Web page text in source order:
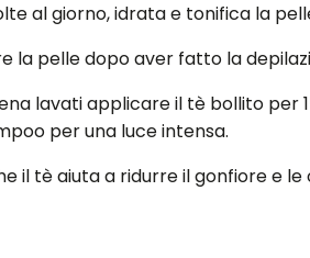
al giorno, idrata e tonifica la
la pelle dopo aver fatto la
lavati applicare il tè bollito
per una luce intensa.
il tè aiuta a ridurre il gonfiore e le